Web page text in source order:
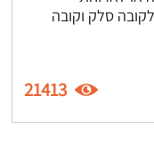
סלק וקובה
21413